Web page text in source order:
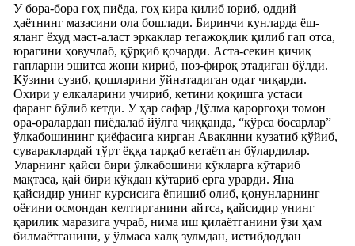
У бора-бора гоҳ пиёда, гоҳ кира қилиб юриб, оддий
ҳаётнинг мазасини ола бошлади. Биринчи кунларда ёш-
яланг ёхуд маст-аласт эркаклар тегажоқлик қилиб гап отса,
юрагини ҳовучлаб, қўрқиб қочарди. Аста-секин қичиқ
гапларни эшитса жони кириб, ноз-фироқ этадиган бўлди.
Кўзини сузиб, қошларини ўйнатадиган одат чиқарди.
Охири у елкаларини учириб, кетини қоқишга устаси
фаранг бўлиб кетди. У ҳар сафар Дўлма қароргоҳи томон
ора-оралардан пиёдалаб йўлга чиққанда, “кўрса босарлар”
ўлкабошининг қиёфасига кирган Авакянни кузатиб қўйиб,
сувараклардай тўрт ёққа тарқаб кетаётган бўлардилар.
Уларнинг қайси бири ўлкабошини кўкларга кўтариб
мақтаса, қай бири кўкдан кўтариб ерга урарди. Яна
қайсидир унинг курсисига ёпишиб олиб, қонунларнинг
оёғини осмондан келтирганини айтса, қайсидир унинг
қарилик маразига учраб, нима иш қилаётганини ўзи ҳам
билмаётганини, у ўлмаса халқ зулмдан, истибдоддан